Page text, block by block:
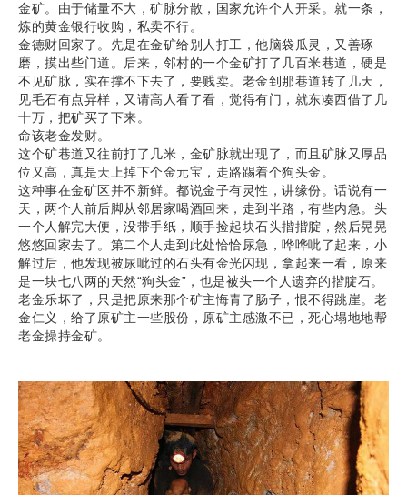
金矿。由于储量不大，矿脉分散，国家允许个人开采。就一条，
炼的黄金银行收购，私卖不行。
金德财回家了。先是在金矿给别人打工，他脑袋瓜灵，又善琢
磨，摸出些门道。后来，邻村的一个金矿打了几百米巷道，硬是
不见矿脉，实在撑不下去了，要贱卖。老金到那巷道转了几天，
见毛石有点异样，又请高人看了看，觉得有门，就东凑西借了几
十万，把矿买了下来。
命该老金发财。
这个矿巷道又往前打了几米，金矿脉就出现了，而且矿脉又厚品
位又高，真是天上掉下个金元宝，走路踢着个狗头金。
这种事在金矿区并不新鲜。都说金子有灵性，讲缘份。话说有一
天，两个人前后脚从邻居家喝酒回来，走到半路，有些内急。头
一个人解完大便，没带手纸，顺手捡起块石头揩揩腚，然后晃晃
悠悠回家去了。第二个人走到此处恰恰尿急，哗哗呲了起来，小
解过后，他发现被尿呲过的石头有金光闪现，拿起来一看，原来
是一块七八两的天然“狗头金”，也是被头一个人遗弃的揩腚石。
老金乐坏了，只是把原来那个矿主悔青了肠子，恨不得跳崖。老
金仁义，给了原矿主一些股份，原矿主感激不已，死心塌地地帮
老金操持金矿。